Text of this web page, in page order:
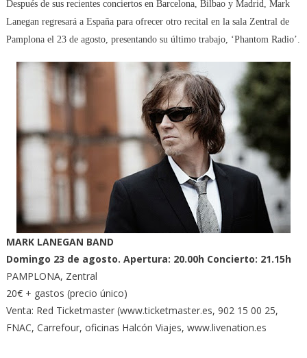
Después de sus recientes conciertos en Barcelona, Bilbao y Madrid, Mark
Lanegan regresará a España para ofrecer otro recital en la sala Zentral de
Pamplona el 23 de agosto, presentando su último trabajo, ‘Phantom Radio’.
MARK LANEGAN BAND
Domingo 23 de agosto. Apertura: 20.00h Concierto: 21.15h
PAMPLONA, Zentral
20€ + gastos (precio único)
Venta: Red Ticketmaster (www.ticketmaster.es, 902 15 00 25,
FNAC, Carrefour, oficinas Halcón Viajes, www.livenation.es